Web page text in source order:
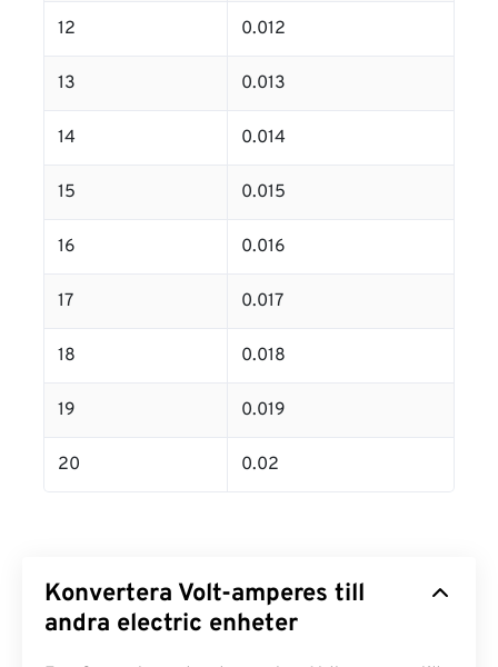
12 0.012
13 0.013
14 0.014
15 0.015
16 0.016
17 0.017
18 0.018
19 0.019
20 0.02
Konvertera Volt-amperes till
andra electric enheter